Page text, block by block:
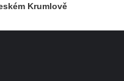
Krumlově